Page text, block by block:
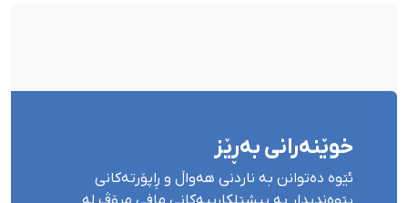
خوێنەرانی بەڕێز
ئێوە دەتوانن بە ناردنی هەواڵ و ڕاپۆرتەکانی